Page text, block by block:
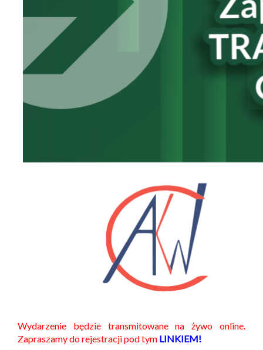
Wydarzenie będzie transmitowane na żywo online.
Zapraszamy do rejestracji pod tym LINKIEM!